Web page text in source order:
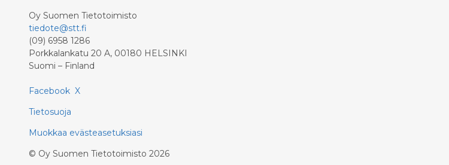
useaan eri aivoterveyttä kuvaavaan
mittariin.
Oy Suomen Tietotoimisto
tiedote@stt.fi
(09) 6958 1286
Porkkalankatu 20 A, 00180 HELSINKI
Suomi – Finland
Facebook X
Tietosuoja
Muokkaa evästeasetuksiasi
© Oy Suomen Tietotoimisto 2026